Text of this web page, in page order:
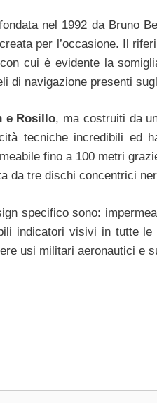
nel 1992 da Bruno
per l’occasione. Il
cui è evidente la
di navigazione presenti
e Rosillo, ma costruiti da
tecniche incredibili ed
fino a 100 metri
da tre dischi concentrici
specifico sono:
indicatori visivi in tutte le
usi militari aeronautici e